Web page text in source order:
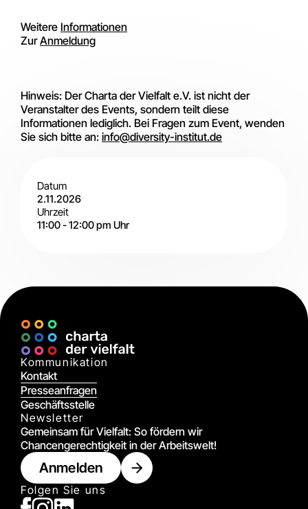
Weitere Informationen
ZurAnmeldung
Hinweis: Der Charta der Vielfalt e.V. ist nicht der
Veranstalter des Events, sondern teilt diese
Informationen lediglich. Bei Fragen zum Event, wenden
Sie sich bitte an: info@diversity-institut.de
Datum
2.11.2026
Uhrzeit
11:00-12:00 pm Uhr
Digital
Kommunikation
Kontakt
Presseanfragen
Geschäftsstelle
Newsletter
Gemeinsam für Vielfalt: So fördern wir
Chancengerechtigkeit in der Arbeitswelt!
Anmelden
Folgen Sie uns